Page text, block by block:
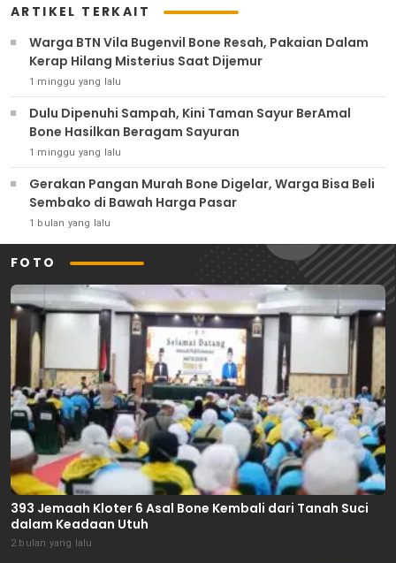
ARTIKEL TERKAIT
Warga BTN Vila Bugenvil Bone Resah, Pakaian Dalam
Kerap Hilang Misterius Saat Dijemur
1 minggu yang lalu
Dulu Dipenuhi Sampah, Kini Taman Sayur BerAmal
Bone Hasilkan Beragam Sayuran
1 minggu yang lalu
Gerakan Pangan Murah Bone Digelar, Warga Bisa Beli
Sembako di Bawah Harga Pasar
1 bulan yang lalu
FOTO
393 Jemaah Kloter 6 Asal Bone Kembali dari Tanah Suci
dalam Keadaan Utuh
2 bulan yang lalu